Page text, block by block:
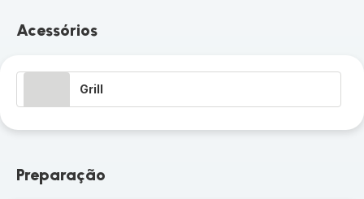
Acessórios
Grill
Preparação